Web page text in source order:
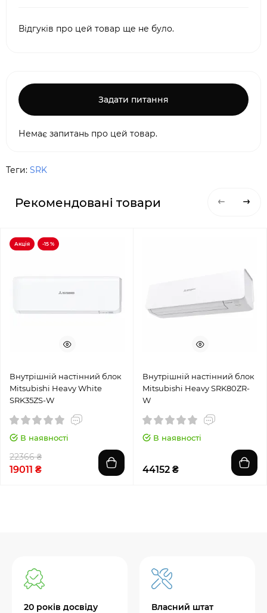
Відгуків про цей товар ще не було.
Задати питання
Немає запитань про цей товар.
Теги: SRK
Рекомендовані товари
Акція -15 %
Внутрішній настінний блок
Mitsubishi Heavy White
SRK35ZS-W
В наявності
22366 ₴
19011 ₴
Внутрішній настінний блок
Mitsubishi Heavy SRK80ZR-
W
В наявності
44152 ₴
20 років досвіду
Власний штат